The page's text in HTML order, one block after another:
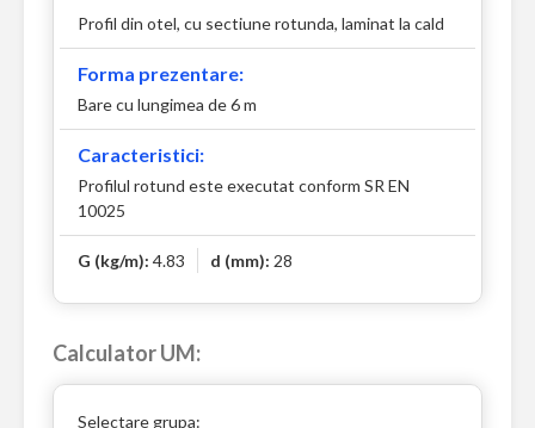
Profil din otel, cu sectiune rotunda, laminat la cald
Forma prezentare:
Bare cu lungimea de 6 m
Caracteristici:
Profilul rotund este executat conform SR EN
10025
G (kg/m): 4.83 d (mm): 28
Calculator UM:
Selectare grupa: